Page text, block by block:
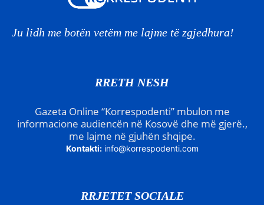
Ju lidh me botën vetëm me lajme të zgjedhura!
RRETH NESH
Gazeta Online “Korrespodenti” mbulon me
informacione audiencën në Kosovë dhe më gjerë.,
me lajme në gjuhën shqipe.
Kontakti: info@korrespodenti.com
RRJETET SOCIALE